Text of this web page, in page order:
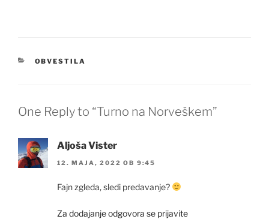
KATEGORIJE
OBVESTILA
One Reply to “Turno na Norveškem”
Aljoša Vister
12. MAJA, 2022 OB 9:45
Fajn zgleda, sledi predavanje?
Za dodajanje odgovora se prijavite